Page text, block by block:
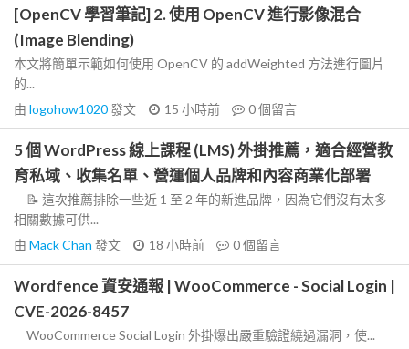
[OpenCV 學習筆記] 2. 使用 OpenCV 進行影像混合
(Image Blending)
本文將簡單示範如何使用 OpenCV 的 addWeighted 方法進行圖片
的...
由 logohow1020發文 15 小時前 0個留言
5 個 WordPress 線上課程 (LMS) 外掛推薦，適合經營教
育私域、收集名單、營運個人品牌和內容商業化部署
📝 這次推薦排除一些近 1 至 2 年的新進品牌，因為它們沒有太多
相關數據可供...
由 Mack Chan 發文 18 小時前 0個留言
Wordfence 資安通報 | WooCommerce - Social Login |
CVE-2026-8457
WooCommerce Social Login 外掛爆出嚴重驗證繞過漏洞，使...